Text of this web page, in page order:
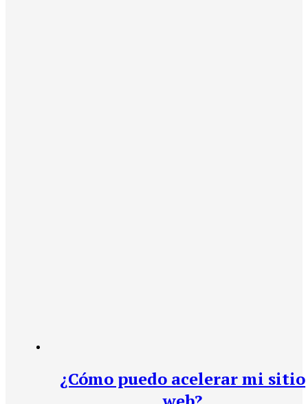
¿Cómo puedo acelerar mi sitio